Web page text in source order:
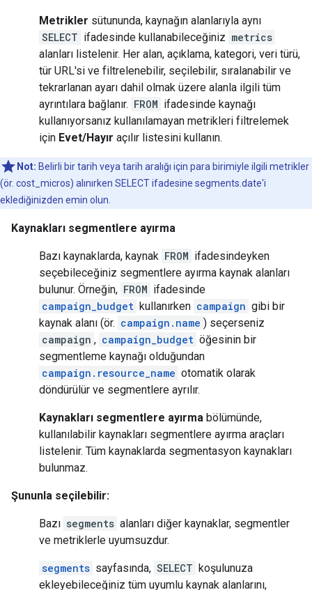
Metrikler sütununda, kaynağın alanlarıyla aynı
SELECT ifadesinde kullanabileceğiniz metrics
alanları listelenir. Her alan, açıklama, kategori, veri türü,
tür URL'si ve filtrelenebilir, seçilebilir, sıralanabilir ve
tekrarlanan ayarı dahil olmak üzere alanla ilgili tüm
ayrıntılara bağlanır. FROM ifadesinde kaynağı
kullanıyorsanız kullanılamayan metrikleri filtrelemek
için Evet/Hayır açılır listesini kullanın.
Not: Belirli bir tarih veya tarih aralığı için para birimiyle ilgili metrikler
(ör. cost_micros) alınırken SELECT ifadesine segments.date'i
eklediğinizden emin olun.
Kaynakları segmentlere ayırma
Bazı kaynaklarda, kaynak FROM ifadesindeyken
seçebileceğiniz segmentlere ayırma kaynak alanları
bulunur. Örneğin, FROM ifadesinde
campaign_budget kullanırken campaign gibi bir
kaynak alanı (ör. campaign.name ) seçerseniz
campaign , campaign_budget öğesinin bir
segmentleme kaynağı olduğundan
campaign.resource_name otomatik olarak
döndürülür ve segmentlere ayrılır.
Kaynakları segmentlere ayırma bölümünde,
kullanılabilir kaynakları segmentlere ayırma araçları
listelenir. Tüm kaynaklarda segmentasyon kaynakları
bulunmaz.
Şununla seçilebilir:
Bazı segments alanları diğer kaynaklar, segmentler
ve metriklerle uyumsuzdur.
segments sayfasında, SELECT koşulunuza
ekleyebileceğiniz tüm uyumlu kaynak alanlarını,